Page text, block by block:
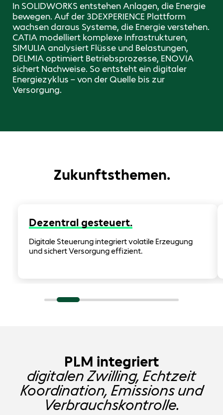
In SOLIDWORKS entstehen Anlagen, die Energie
bewegen. Auf der 3DEXPERIENCE Plattform
wachsen daraus Systeme, die Energie verstehen.
CATIA modelliert komplexe Infrastrukturen,
SIMULIA analysiert Flüsse und Belastungen,
DELMIA optimiert Betriebsprozesse, ENOVIA
sichert Nachweise. So entsteht ein digitaler
Energiezyklus – von der Quelle bis zur
Versorgung.
Zukunftsthemen.
Dezentral gesteuert.
Digitale Steuerung integriert volatile Erzeugung
und sichert Versorgung effizient.
PLM integriert
digitalen Zwilling, Echtzeit
Koordination, Emissions und
Verbrauchskontrolle.